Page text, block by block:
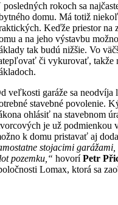
posledných rokoch sa
domu. Má totiž
Keďže priestor na
a na jeho výstavbu
tak budú nižšie. Vo
či vykurovať, takže
veľkosti garáže sa neodvíja
stavebné povolenie.
ohlásiť na stavebnom
je už podmienkou
k domu pristavať aj
stojacimi
pozemku,“ hovoríPetr
Lomax, ktorá sa